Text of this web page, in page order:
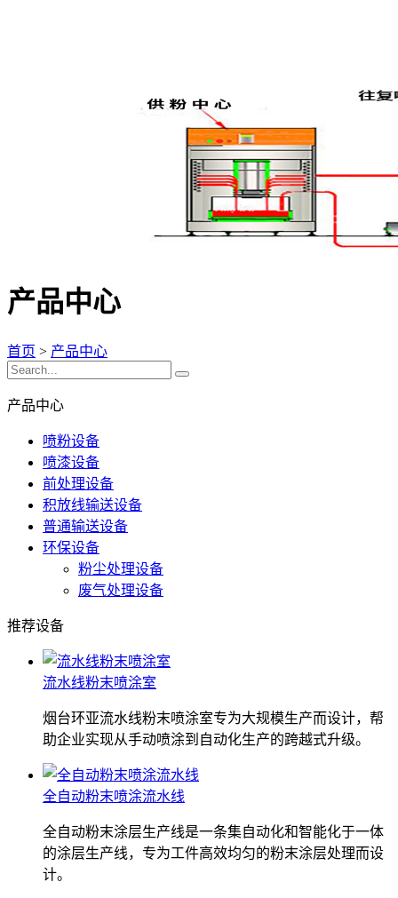
产品中心
首页 > 产品中心
产品中心
喷粉设备
喷漆设备
前处理设备
积放线输送设备
普通输送设备
环保设备
粉尘处理设备
废气处理设备
推荐设备
流水线粉末喷涂室
烟台环亚流水线粉末喷涂室专为大规模生产而设计，帮
助企业实现从手动喷涂到自动化生产的跨越式升级。
全自动粉末喷涂流水线
全自动粉末涂层生产线是一条集自动化和智能化于一体
的涂层生产线，专为工件高效均匀的粉末涂层处理而设
计。